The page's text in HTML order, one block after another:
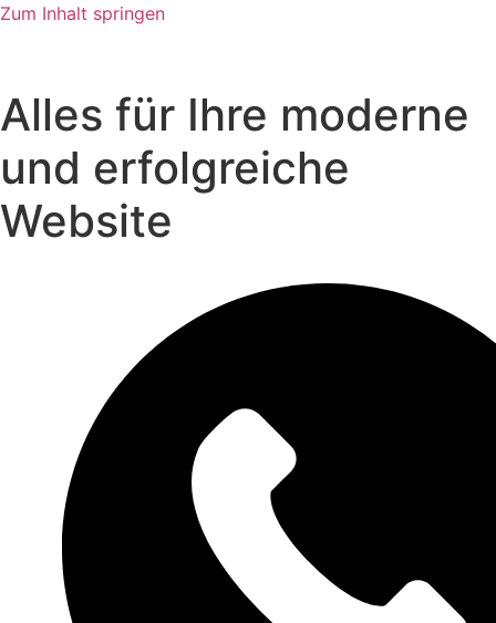
Zum Inhalt springen
Alles für Ihre moderne
und erfolgreiche
Website